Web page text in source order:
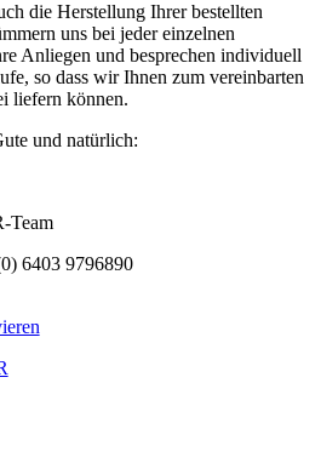
die Herstellung Ihrer bestellten
uns bei jeder einzelnen
Anliegen und besprechen individuell
so dass wir Ihnen zum vereinbarten
liefern können.
und natürlich:
Team
6403 9796890